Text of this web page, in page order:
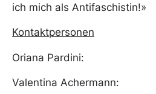
ich mich als Antifaschistin!»
Kontaktpersonen
Oriana Pardini:
Valentina Achermann: